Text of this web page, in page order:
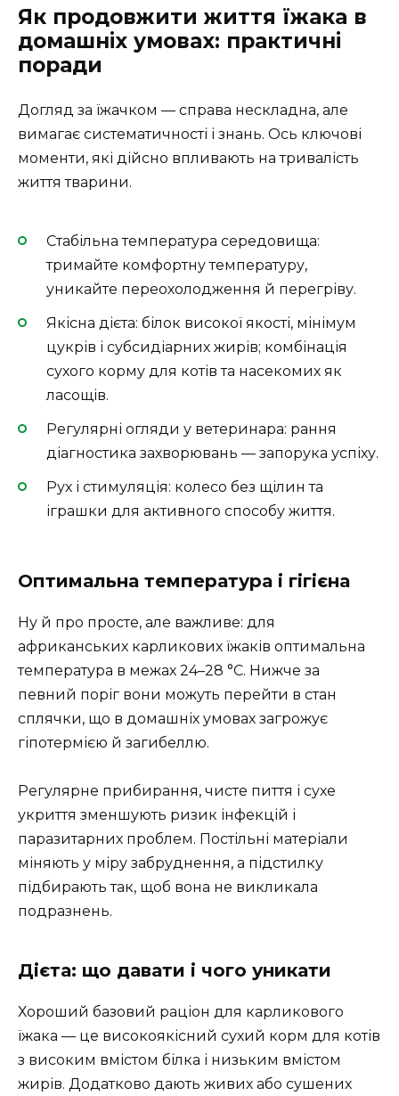
Як продовжити життя їжака в
домашніх умовах: практичні
поради
Догляд за їжачком — справа нескладна, але
вимагає систематичності і знань. Ось ключові
моменти, які дійсно впливають на тривалість
життя тварини.
Стабільна температура середовища:
тримайте комфортну температуру,
уникайте переохолодження й перегріву.
Якісна дієта: білок високої якості, мінімум
цукрів і субсидіарних жирів; комбінація
сухого корму для котів та насекомих як
ласощів.
Регулярні огляди у ветеринара: рання
діагностика захворювань — запорука успіху.
Рух і стимуляція: колесо без щілин та
іграшки для активного способу життя.
Оптимальна температура і гігієна
Ну й про просте, але важливе: для
африканських карликових їжаків оптимальна
температура в межах 24–28 °C. Нижче за
певний поріг вони можуть перейти в стан
сплячки, що в домашніх умовах загрожує
гіпотермією й загибеллю.
Регулярне прибирання, чисте пиття і сухе
укриття зменшують ризик інфекцій і
паразитарних проблем. Постільні матеріали
міняють у міру забруднення, а підстилку
підбирають так, щоб вона не викликала
подразнень.
Дієта: що давати і чого уникати
Хороший базовий раціон для карликового
їжака — це високоякісний сухий корм для котів
з високим вмістом білка і низьким вмістом
жирів. Додатково дають живих або сушених